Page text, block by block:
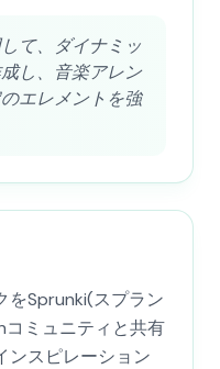
て、ダイナミッ
し、音楽アレン
エレメントを強
をSprunki(スプラン
コミュニティと共有
ンスピレーション